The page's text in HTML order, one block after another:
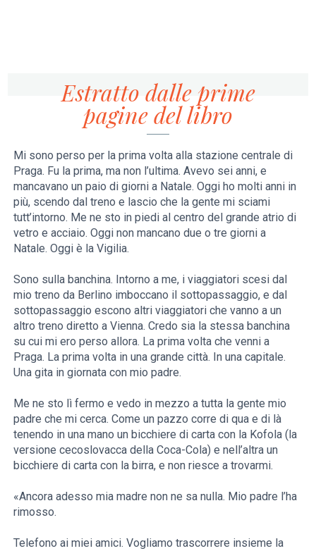
Estratto dalle prime
pagine del libro
Mi sono perso per la prima volta alla stazione centrale di
Praga. Fu la prima, ma non l’ultima. Avevo sei anni, e
mancavano un paio di giorni a Natale. Oggi ho molti anni in
più, scendo dal treno e lascio che la gente mi sciami
tutt’intorno. Me ne sto in piedi al centro del grande atrio di
vetro e acciaio. Oggi non mancano due o tre giorni a
Natale. Oggi è la Vigilia.
Sono sulla banchina. Intorno a me, i viaggiatori scesi dal
mio treno da Berlino imboccano il sottopassaggio, e dal
sottopassaggio escono altri viaggiatori che vanno a un
altro treno diretto a Vienna. Credo sia la stessa banchina
su cui mi ero perso allora. La prima volta che venni a
Praga. La prima volta in una grande città. In una capitale.
Una gita in giornata con mio padre.
Me ne sto lì fermo e vedo in mezzo a tutta la gente mio
padre che mi cerca. Come un pazzo corre di qua e di là
tenendo in una mano un bicchiere di carta con la Kofola (la
versione cecoslovacca della Coca-Cola) e nell’altra un
bicchiere di carta con la birra, e non riesce a trovarmi.
«Ancora adesso mia madre non ne sa nulla. Mio padre l’ha
rimosso.
Telefono ai miei amici. Vogliamo trascorrere insieme la